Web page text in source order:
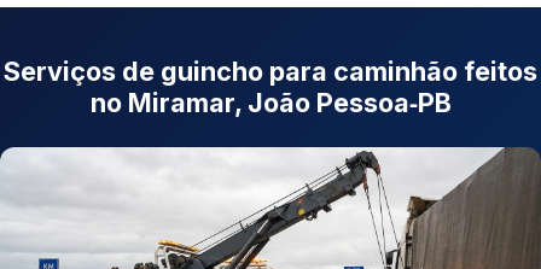
Serviços de guincho para caminhão feitos
no Miramar, João Pessoa‑PB